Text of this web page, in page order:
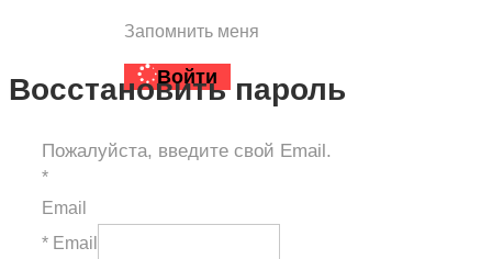
Запомнить меня
Войти
Восстановить пароль
Пожалуйста, введите свой Email.
*
Email
* Email